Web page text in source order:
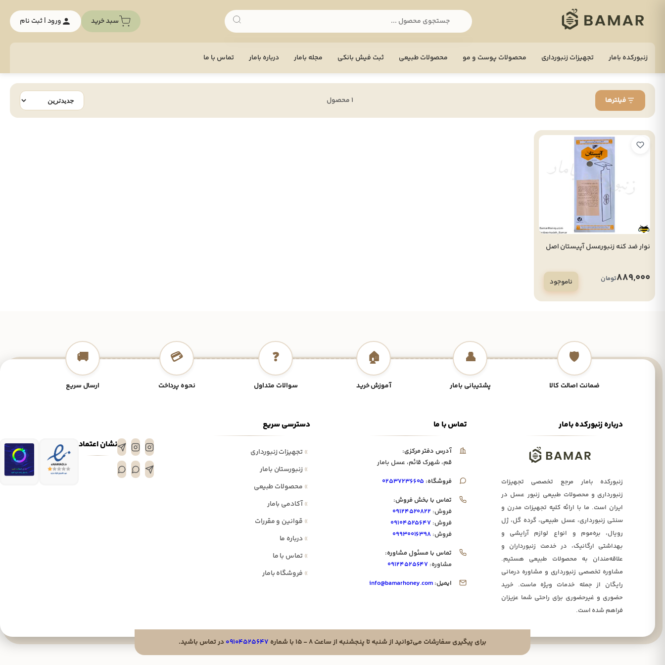
سبد خرید ورود | ثبت نام
زنبورکده بامار تجهيزات زنبورداری محصولات پوست و مو محصولات طبیعی ثبت فیش بانکی مجله بامار درباره بامار تماس با ما
فیلترها 1 محصول
نوار ضد کنه زنبورعسل آپیستان اصل
889,000تومان ناموجود
🛡️
ضمانت اصالت کالا
👤
پشتیبانی بامار
🏠
آموزش خرید
❓
سوالات متداول
💳
نحوه پرداخت
🚚
ارسال سریع
نشان اعتماد
دسترسی سریع
»تجهیزات زنبورداری
»زنبورستان بامار
» محصولات طبیعی
»آکادمی بامار
» قوانین و مقررات
» درباره ما
»تماس با ما
» فروشگاه بامار
تماس با ما
آدرس دفتر مرکزی:
قم، شهرک قائم، عسل بامار
فروشگاه: ۰۲۵۳۷۲۳۶۶۰۵
تماس با بخش فروش:
فروش: ۰۹۱۲۴۵۲۰۸۲۲
فروش: ۰۹۱۰۴۵۲۵۶۴۷
فروش: ۰۹۹۳۰۰۱۶۳۹۸
تماس با مسئول مشاوره:
مشاوره: ۰۹۱۲۴۵۲۵۶۴۷
ایمیل: info@bamarhoney.com
درباره زنبورکده بامار
زنبورکده بامار مرجع تخصصی تجهیزات
زنبورداری و محصولات طبیعی زنبور عسل در
ایران است. ما با ارائه کلیه تجهیزات مدرن و
سنتی زنبورداری، عسل طبیعی، گرده گل، ژل
رویال، بره‌موم و انواع لوازم آرایشی و
بهداشتی ارگانیک، در خدمت زنبورداران و
علاقه‌مندان به محصولات طبیعی هستیم.
مشاوره تخصصی زنبورداری و مشاوره درمانی
رایگان از جمله خدمات ویژه ماست. خرید
حضوری و غیرحضوری برای راحتی شما عزیزان
فراهم شده است.
برای پیگیری سفارشات می‌توانید از شنبه تا پنجشنبه از ساعت ۸ - ۱۵ با شماره ۰۹۱۰۴۵۲۵۶۴۷ در تماس باشید.